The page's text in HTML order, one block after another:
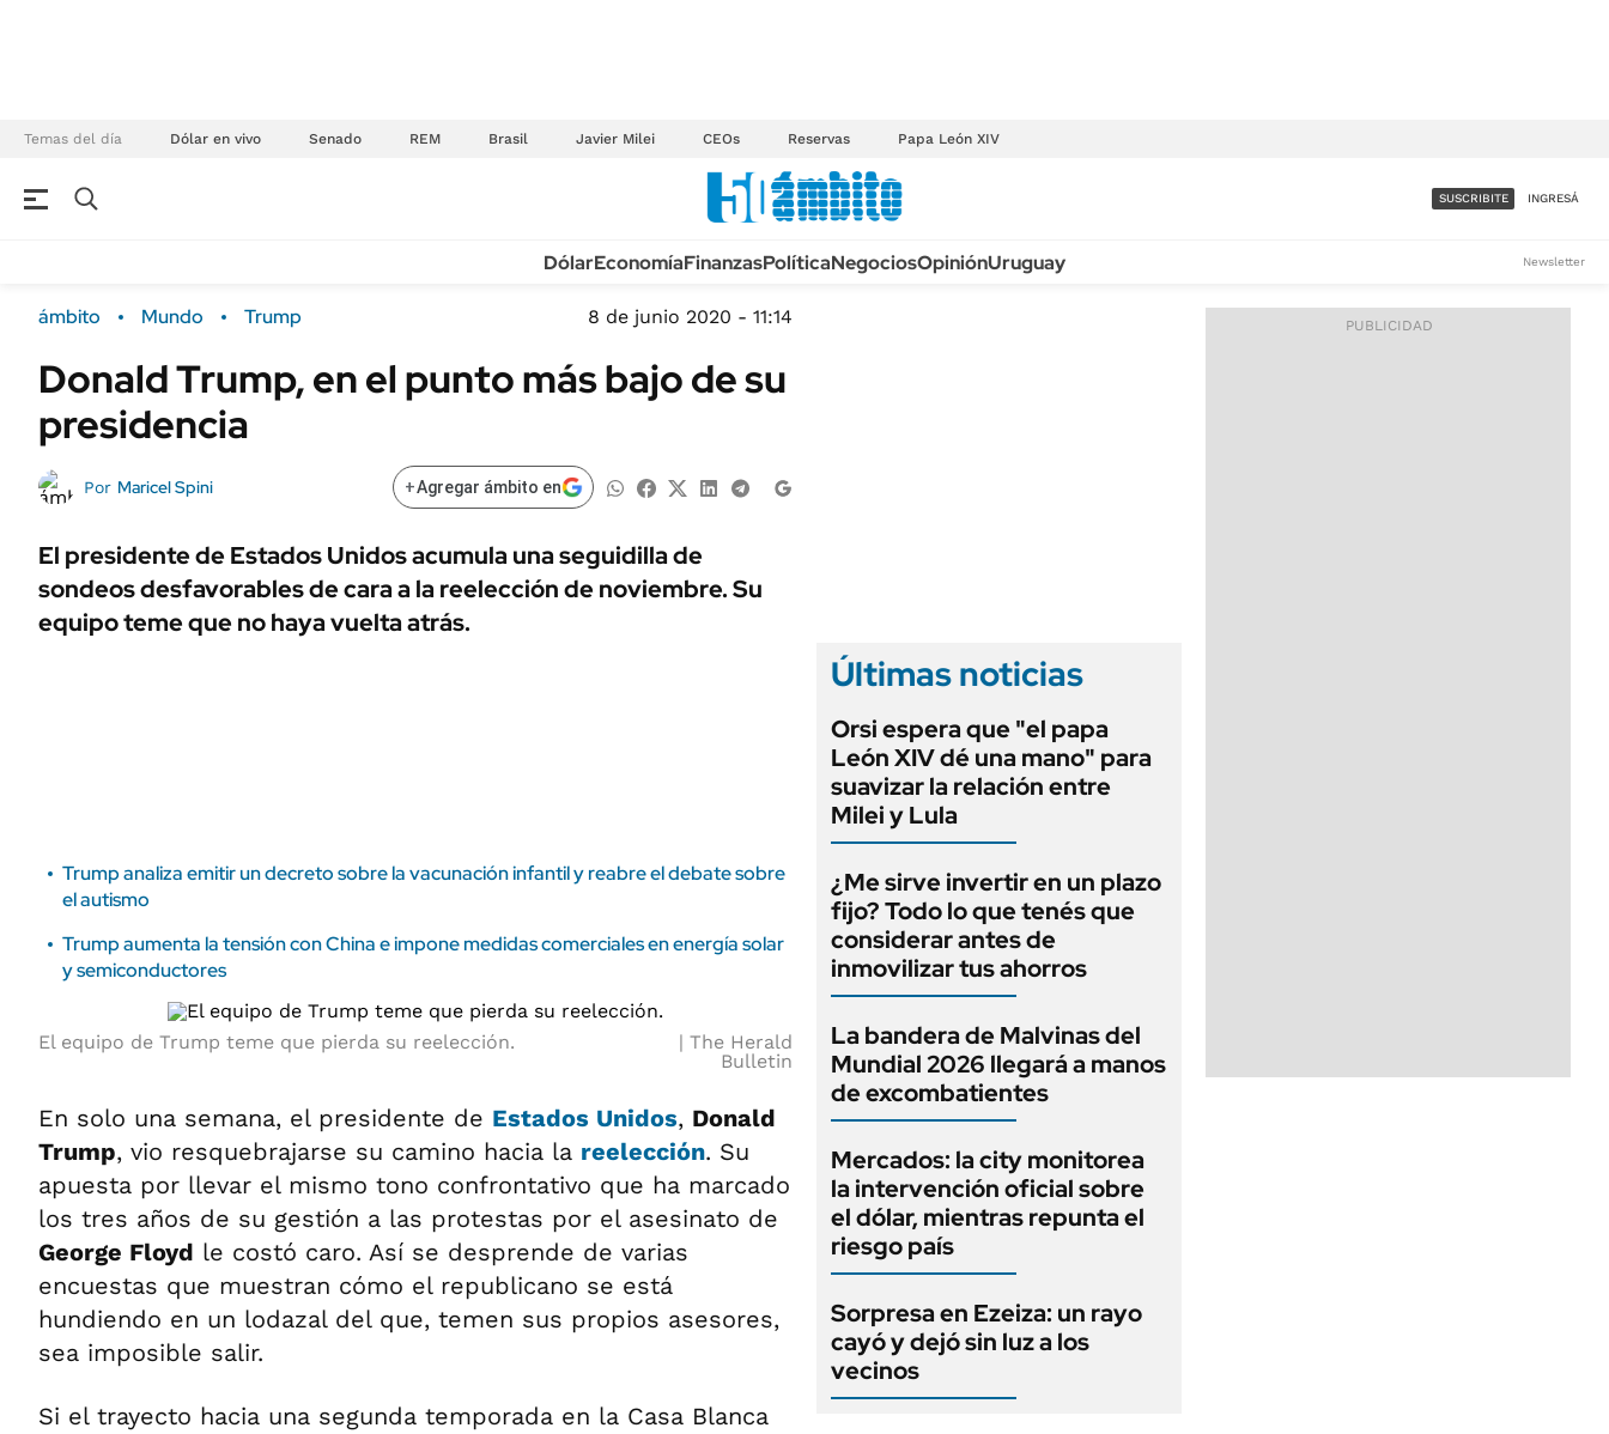
Temas del día Dólar en vivo Senado REM Brasil Javier Milei CEOs Reservas Papa León XIV
Campo
FINANZAS
Mercados
ÁMBITO DEBATE
MEDIAKIT AMBITO DEBATE
Sustentabilidad
POLÍTICA
URUGUAY
TECNOLOGÍA
MÉXICO
MUNDO
LIFESTYLE
AUTOS
ACCESO FULL - $1.800/MES
SUSCRIBITE INGRESÁ
DólarEconomíaFinanzasPolíticaNegociosOpiniónUruguay Newsletter
ámbito Mundo Trump 8 de junio 2020 - 11:14
Donald Trump, en el punto más bajo de su
presidencia
Por Maricel Spini +Agregar ámbito en
El presidente de Estados Unidos acumula una seguidilla de
sondeos desfavorables de cara a la reelección de noviembre. Su
equipo teme que no haya vuelta atrás.
Trump analiza emitir un decreto sobre la vacunación infantil y reabre el debate sobre
el autismo
Trump aumenta la tensión con China e impone medidas comerciales en energía solar
y semiconductores
El equipo de Trump teme que pierda su reelección.
The Herald
Bulletin
En solo una semana, el presidente de Estados Unidos, Donald
Trump, vio resquebrajarse su camino hacia la reelección. Su
apuesta por llevar el mismo tono confrontativo que ha marcado
los tres años de su gestión a las protestas por el asesinato de
George Floyd le costó caro. Así se desprende de varias
encuestas que muestran cómo el republicano se está
hundiendo en un lodazal del que, temen sus propios asesores,
sea imposible salir.
Si el trayecto hacia una segunda temporada en la Casa Blanca
Últimas noticias
Orsi espera que "el papa
León XIV dé una mano" para
suavizar la relación entre
Milei y Lula
¿Me sirve invertir en un plazo
fijo? Todo lo que tenés que
considerar antes de
inmovilizar tus ahorros
La bandera de Malvinas del
Mundial 2026 llegará a manos
de excombatientes
Mercados: la city monitorea
la intervención oficial sobre
el dólar, mientras repunta el
riesgo país
Sorpresa en Ezeiza: un rayo
cayó y dejó sin luz a los
vecinos